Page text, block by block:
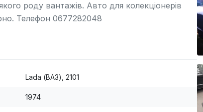
роду вантажів. Авто для колекціонерів
Телефон 0677282048
Lada (ВАЗ), 2101
1974